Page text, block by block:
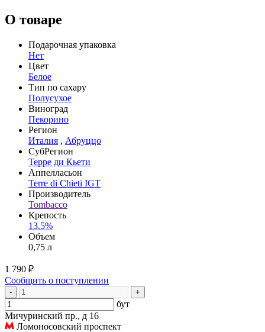
О товаре
Подарочная упаковка
Нет
Цвет
Белое
Тип по сахару
Полусухое
Виноград
Пекорино
Регион
Италия , Абруццо
СубРегион
Терре ди Кьети
Аппелласьон
Terre di Chieti IGT
Производитель
Tombacco
Крепость
13.5%
Объем
0,75 л
1 790 ₽
Сообщить о поступлении
- +
бут
Мичуринский пр., д 16
Ломоносовский проспект